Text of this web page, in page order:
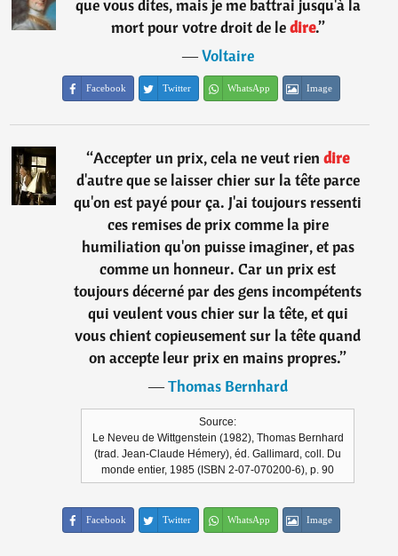
que vous dites, mais je me battrai jusqu'à la
mort pour votre droit de ledire.”
―Voltaire
Facebook Twitter WhatsApp Image
“Accepter un prix, cela ne veut riendire
d'autre que se laisser chier sur la tête parce
qu'on est payé pour ça. J'ai toujours ressenti
ces remises de prix comme la pire
humiliation qu'on puisse imaginer, et pas
comme un honneur. Car un prix est
toujours décerné par des gens incompétents
qui veulent vous chier sur la tête, et qui
vous chient copieusement sur la tête quand
on accepte leur prix en mains propres.”
―Thomas Bernhard
Source:
Le Neveu de Wittgenstein (1982), Thomas Bernhard
(trad. Jean-Claude Hémery), éd. Gallimard, coll. Du
monde entier, 1985 (ISBN 2-07-070200-6), p. 90
Facebook Twitter WhatsApp Image